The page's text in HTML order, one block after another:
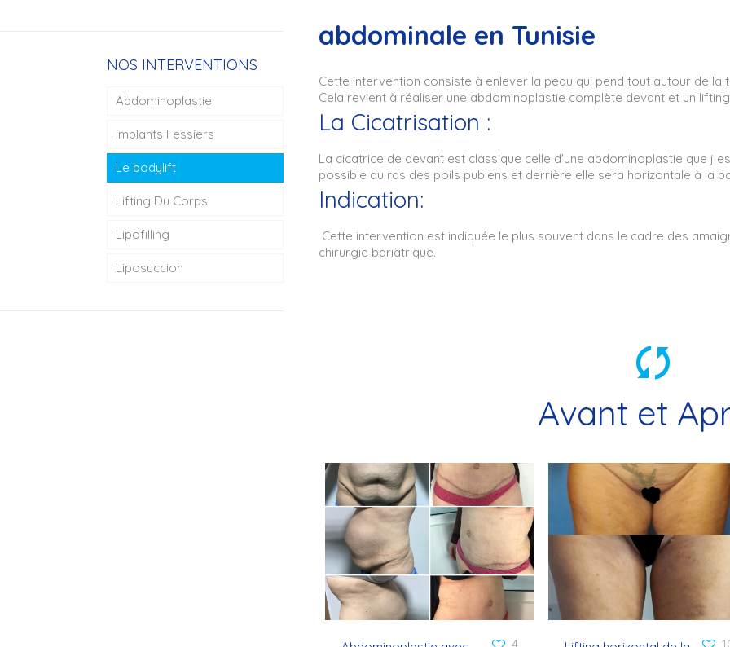
abdominale en Tunisie
Cette intervention consiste à enlever la peau qui pend tout autour de la
Cela revient à réaliser une abdominoplastie complète devant et un
La Cicatrisation :
La cicatrice de devant est classique celle d'une abdominoplastie que j
possible au ras des poils pubiens et derrière elle sera horizontale à la
Indication:
Cette intervention est indiquée le plus souvent dans le cadre des
chirurgie bariatrique.
Avant et
NOS INTERVENTIONS
Abdominoplastie
Implants Fessiers
Le bodylift
Lifting Du Corps
Lipofilling
Liposuccion